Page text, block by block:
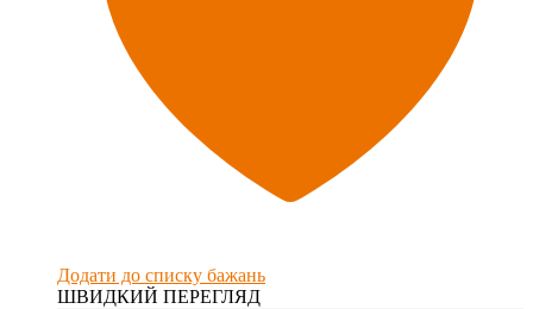
Додати до списку бажань
ШВИДКИЙ ПЕРЕГЛЯД